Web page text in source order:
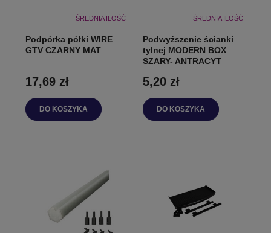
ŚREDNIA ILOŚĆ
Podpórka półki WIRE
GTV CZARNY MAT
17,69 zł
DO KOSZYKA
ŚREDNIA ILOŚĆ
Podwyższenie ścianki
tylnej MODERN BOX
SZARY- ANTRACYT
5,20 zł
DO KOSZYKA